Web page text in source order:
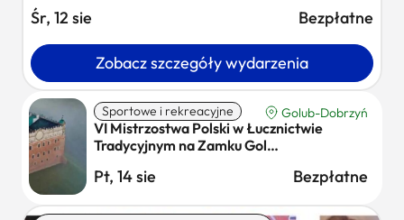
Śr, 12 sie Bezpłatne
Zobacz szczegóły wydarzenia
Sportowe i rekreacyjne Golub-Dobrzyń
VI Mistrzostwa Polski w Łucznictwie
Tradycyjnym na Zamku Gol…
Pt, 14 sie Bezpłatne